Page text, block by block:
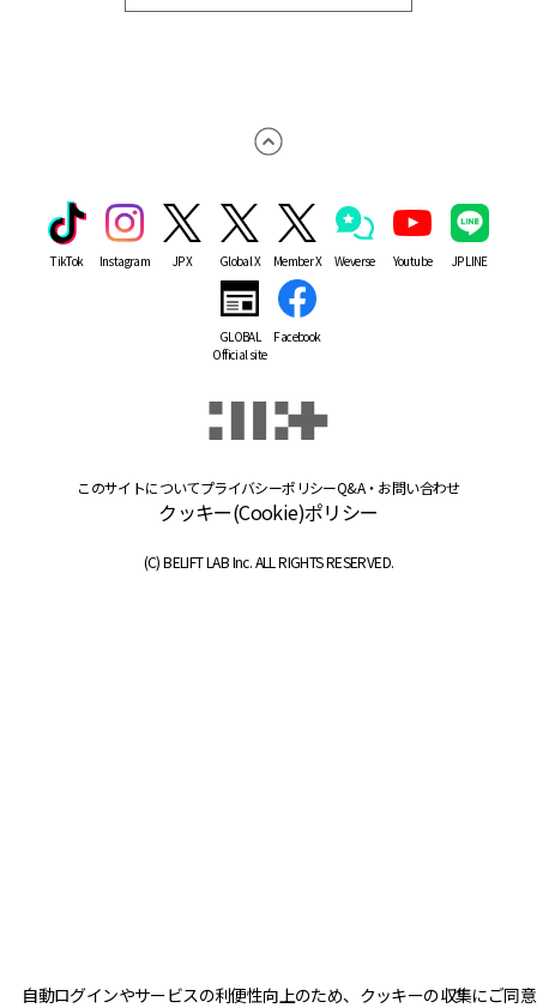
TikTok Instagram JP X Global X Member X Weverse Youtube JP LINE
GLOBAL
Official site
Facebook
このサイトについてプライバシーポリシーQ&A・お問い合わせ
クッキー(Cookie)ポリシー
(C) BELIFT LAB Inc. ALL RIGHTS RESERVED.
自動ログインやサービスの利便性向上のため、クッキーの収集にご同